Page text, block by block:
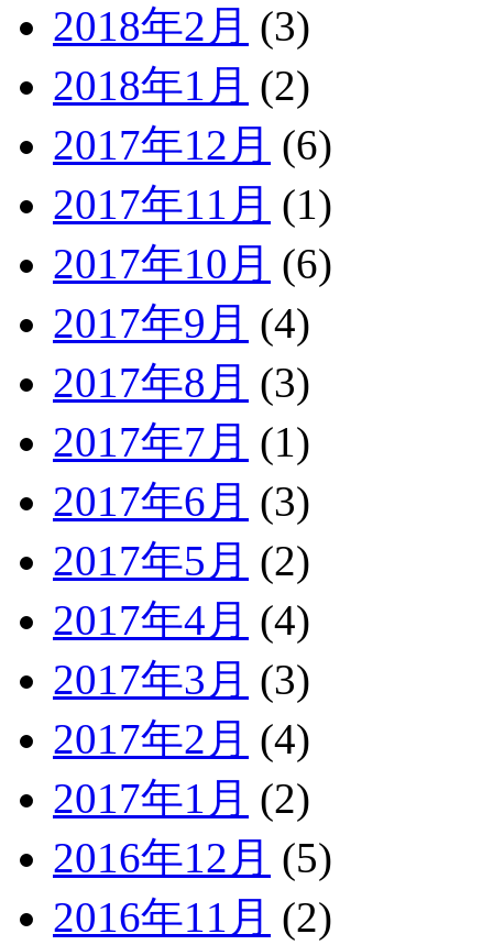
2018年2月 (3)
2018年1月 (2)
2017年12月 (6)
2017年11月 (1)
2017年10月 (6)
2017年9月 (4)
2017年8月 (3)
2017年7月 (1)
2017年6月 (3)
2017年5月 (2)
2017年4月 (4)
2017年3月 (3)
2017年2月 (4)
2017年1月 (2)
2016年12月 (5)
2016年11月 (2)